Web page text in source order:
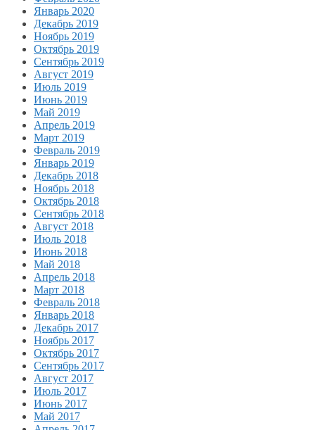
Январь 2020
Декабрь 2019
Ноябрь 2019
Октябрь 2019
Сентябрь 2019
Август 2019
Июль 2019
Июнь 2019
Май 2019
Апрель 2019
Март 2019
Февраль 2019
Январь 2019
Декабрь 2018
Ноябрь 2018
Октябрь 2018
Сентябрь 2018
Август 2018
Июль 2018
Июнь 2018
Май 2018
Апрель 2018
Март 2018
Февраль 2018
Январь 2018
Декабрь 2017
Ноябрь 2017
Октябрь 2017
Сентябрь 2017
Август 2017
Июль 2017
Июнь 2017
Май 2017